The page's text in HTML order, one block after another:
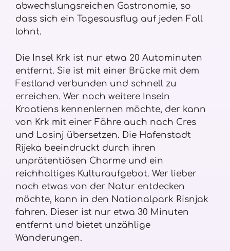
abwechslungsreichen Gastronomie, so
dass sich ein Tagesausflug auf jeden Fall
lohnt.
Die Insel Krk ist nur etwa 20 Autominuten
entfernt. Sie ist mit einer Brücke mit dem
Festland verbunden und schnell zu
erreichen. Wer noch weitere Inseln
Kroatiens kennenlernen möchte, der kann
von Krk mit einer Fähre auch nach Cres
und Losinj übersetzen. Die Hafenstadt
Rijeka beeindruckt durch ihren
unprätentiösen Charme und ein
reichhaltiges Kulturaufgebot. Wer lieber
noch etwas von der Natur entdecken
möchte, kann in den Nationalpark Risnjak
fahren. Dieser ist nur etwa 30 Minuten
entfernt und bietet unzählige
Wanderungen.